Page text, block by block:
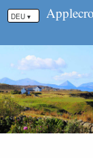
DEU ▾